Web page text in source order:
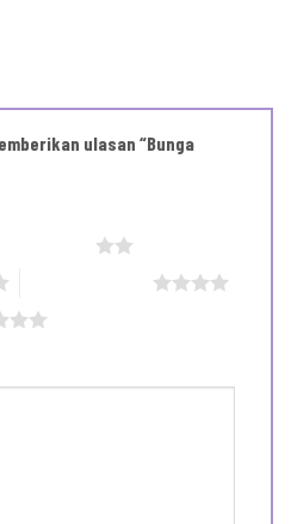
ulasan “Bunga